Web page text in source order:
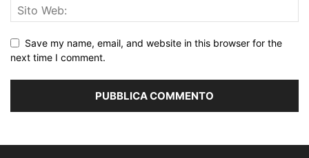
Save my name, email, and website in this browser for the
next time I comment.